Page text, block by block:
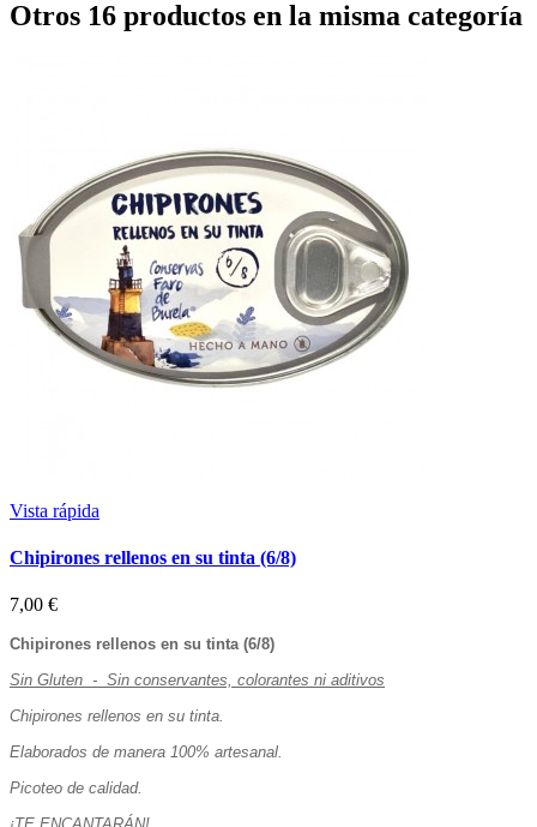
Otros 16 productos en la misma categoría
Vista rápida
Chipirones rellenos en su tinta (6/8)
7,00 €
Chipirones rellenos en su tinta (6/8)
Sin Gluten - Sin conservantes, colorantes ni aditivos
Chipirones rellenos en su tinta.
Elaborados de manera 100% artesanal.
Picoteo de calidad.